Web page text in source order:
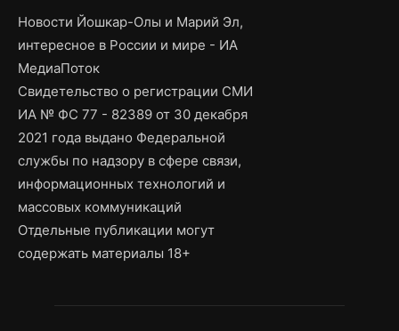
Новости Йошкар-Олы и Марий Эл,
интересное в России и мире - ИА
МедиаПоток
Свидетельство о регистрации СМИ
ИА № ФС 77 - 82389 от 30 декабря
2021 года выдано Федеральной
службы по надзору в сфере связи,
информационных технологий и
массовых коммуникаций
Отдельные публикации могут
содержать материалы 18+